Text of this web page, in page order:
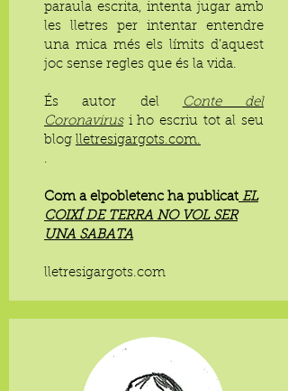
paraula escrita, intenta jugar amb
les lletres per intentar entendre
una mica més els límits d’aquest
joc sense regles que és la vida.
És autor del
Conte del
Coronavirusi ho escriu tot al seu
blog lletresigargots.com.
.
Com a elpobletenc ha publicat EL
COIXÍ DE TERRA NO VOL SER
UNA SABATA
lletresigargots.com